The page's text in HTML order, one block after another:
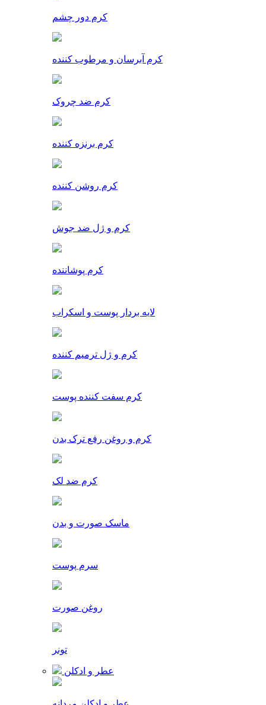
کرم دور چشم
کرم آبرسان و مرطوب کننده
کرم ضد چروک
کرم برنزه کننده
کرم روشن کننده
کرم و ژل ضد جوش
کرم پوشاننده
لایه بردار پوست و اسکراب
کرم و ژل ترمیم کننده
کرم سفت کننده پوست
کرم و روغن رفع ترک بدن
کرم ضد لک
ماسک صورت و بدن
سرم پوست
روغن صورت
تونر
عطر و ادکلن